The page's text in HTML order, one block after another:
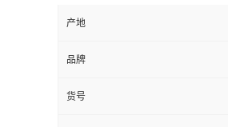
产地
品牌
货号